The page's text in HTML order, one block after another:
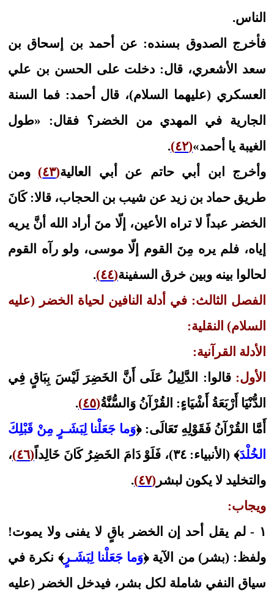
الناس.
فأخرج الصدوق بسنده: عن أحمد بن إسحاق بن
سعد الأشعري، قال: دخلت على الحسن بن علي
العسكري (عليهما السلام)، قال أحمد: فما السنة
الجارية في المهدي من الخضر؟ فقال: «طول
الغيبة يا أحمد»(٤٢)
.
وأخرج ابن أبي حاتم عن أبي العالية(٤٣)
ومن
طريق حماد بن زيد عن شيب بن الحجاب، قالا: كَانَ
الخضر عبداً لا تراه الأعين، إلّا منَ أراد الله أنَّ يريه
إياه، فلم يره مِنَ القوم إلّا موسى، ولو رآه القوم
لحالوا بينه وبين خرق السفينة(٤٤)
.
الفصل الثالث: في أدلة النافين لحياة الخضر (عليه
السلام) النقلية:
الأدلة القرآنية:
الأول: قالوا: الدَّلِيلُ عَلَى أَنَّ الخَضِرَ لَيْسَ بِبَاقٍ فِي
الدُّنْيَا أَرْبَعَةُ أَشْيَاءٍ: القُرْآنُ وَالسُّنَّةُ(٤٥)
.
أَمَّا القُرْآنُ فَقَوْلِهِ تَعَالَى: ﴿وَما جَعَلْنا لِبَشَـرٍ مِنْ قَبْلِكَ
الخُلْدَ﴾ (الأنبياء: ٣٤)، فَلَوْ دَامَ الخَضِرُ كَانَ خَالِداً (٤٦)
،
والتخليد لا يكون لبشر (٤٧)
.
ويجاب:
١ - لم يقل أحد إن الخضر باقٍ لا يفنى ولا يموت!
ولفظ: (بشر) من الآية ﴿وَما جَعَلْنا لِبَشَـرٍ﴾ نكرة في
سياق النفي شاملة لكل بشر، فيدخل الخضر (عليه